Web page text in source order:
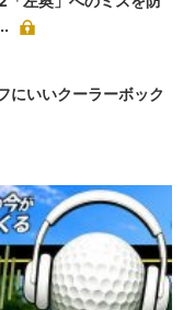
にいいクーラーボック